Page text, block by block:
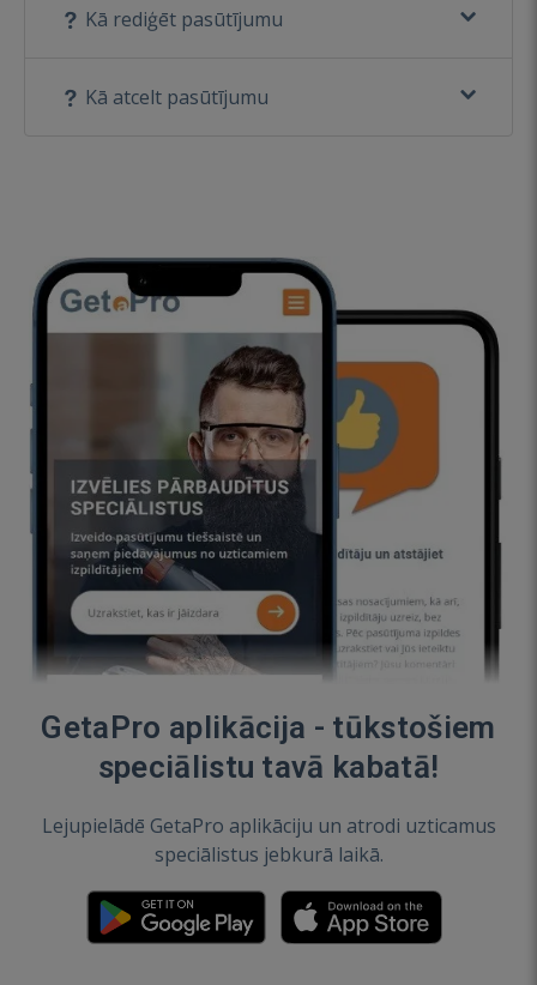
Kā rediģēt pasūtījumu
Kā atcelt pasūtījumu
GetaPro aplikācija - tūkstošiem
speciālistu tavā kabatā!
Lejupielādē GetaPro aplikāciju un atrodi uzticamus
speciālistus jebkurā laikā.